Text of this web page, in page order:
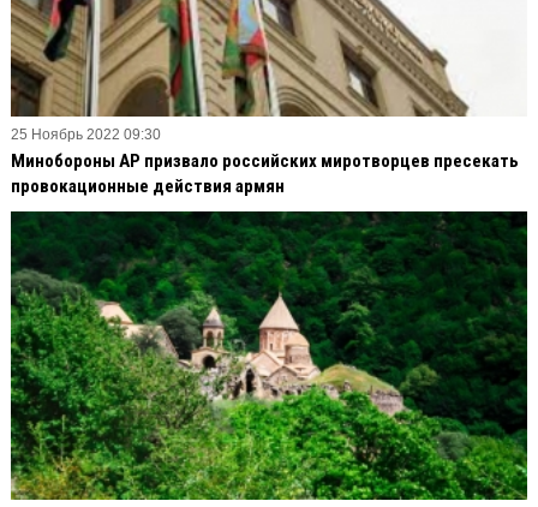
25 Ноябрь 2022 09:30
Минобороны АР призвало российских миротворцев пресекать
провокационные действия армян